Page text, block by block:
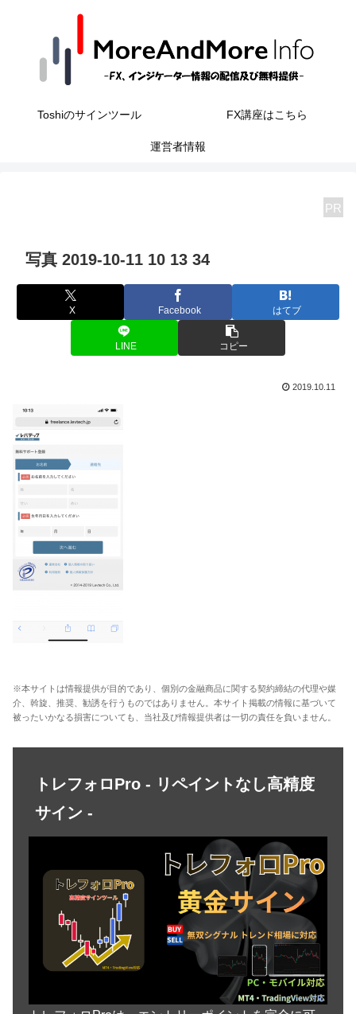
Toshiのサインツール FX講座はこちら
運営者情報
PR
写真 2019-10-11 10 13 34
X Facebook はてブ
LINE コピー
2019.10.11
※本サイトは情報提供が目的であり、個別の金融商品に関する契約締結の代理や媒
介、斡旋、推奨、勧誘を行うものではありません。本サイト掲載の情報に基づいて
被ったいかなる損害についても、当社及び情報提供者は一切の責任を負いません。
トレフォロPro - リペイントなし高精度
サイン -